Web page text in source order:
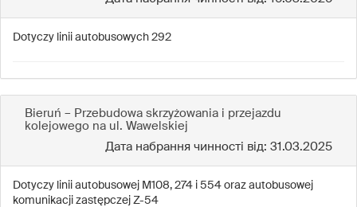
Dotyczy linii autobusowych 292
Bieruń – Przebudowa skrzyżowania i przejazdu
kolejowego na ul. Wawelskiej
Дата набрання чинності від: 31.03.2025
Dotyczy linii autobusowej M108, 274 i 554 oraz autobusowej
komunikacji zastępczej Z-54